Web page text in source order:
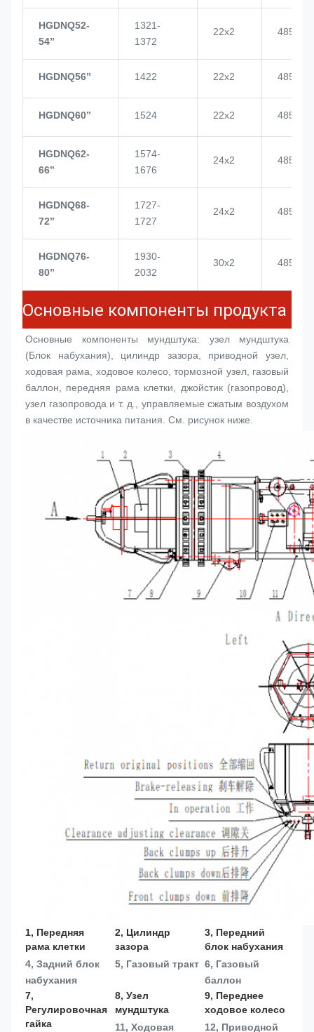
HGDNQ52-
54’’
1321-
1372
22x2 4855
HGDNQ56’’ 1422 22x2 4855
HGDNQ60’’ 1524 22x2 4855
HGDNQ62-
66’’
1574-
1676
24x2 4855
HGDNQ68-
72’’
1727-
1727
24x2 4855
HGDNQ76-
80’’
1930-
2032
30x2 4855
Основные компоненты продукта
Основные компоненты мундштука: узел мундштука
(Блок набухания), цилиндр зазора, приводной узел,
ходовая рама, ходовое колесо, тормозной узел, газовый
баллон, передняя рама клетки, джойстик (газопровод),
узел газопровода и т. д., управляемые сжатым воздухом
в качестве источника питания. См. рисунок ниже.
1, Передняя
рама клетки
4, Задний блок
набухания
2, Цилиндр
зазора
5, Газовый тракт
3, Передний
блок набухания
6, Газовый
баллон
7,
Регулировочная
гайка
8, Узел
мундштука
11, Ходовая
9, Переднее
ходовое колесо
12, Приводной